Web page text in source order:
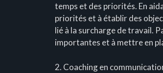
temps et des priorités. En
priorités et à établir des
lié à la surcharge de travail.
importantes et à mettre en
2. Coaching en